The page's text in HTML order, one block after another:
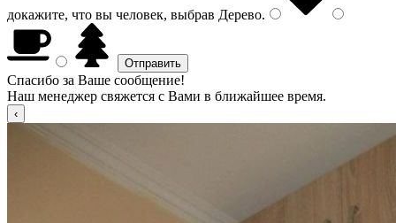
докажите, что вы человек, выбрав Дерево.
Спасибо за Ваше сообщение!
Наш менеджер свяжется с Вами в ближайшее время.